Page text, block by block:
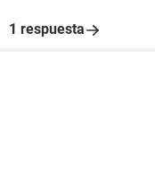
1 respuesta